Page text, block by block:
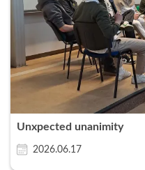
Unxpected unanimity
2026.06.17